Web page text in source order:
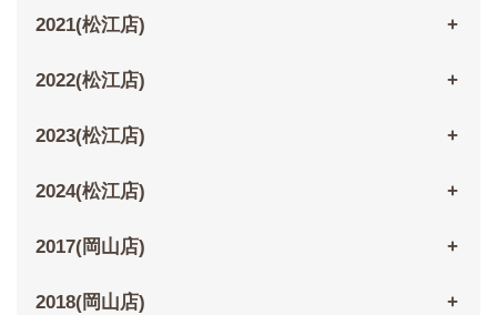
2021(松江店)
2022(松江店)
2023(松江店)
2024(松江店)
2017(岡山店)
2018(岡山店)